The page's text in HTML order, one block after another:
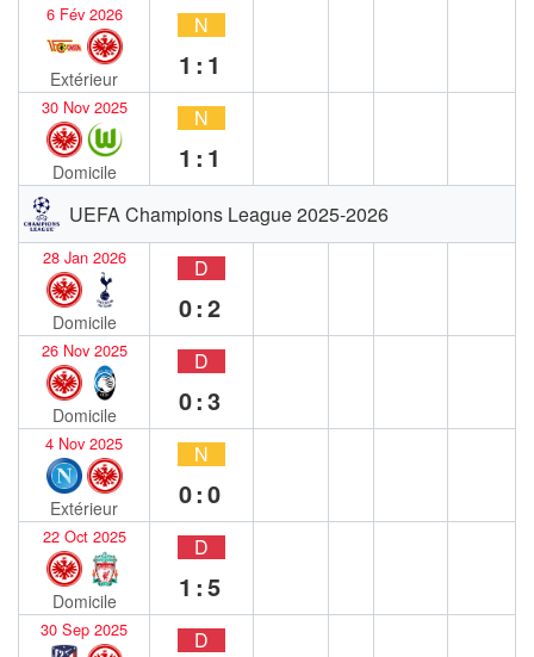
6 Fév 2026
Extérieur
N
1:1
30 Nov 2025
Domicile
N
1:1
UEFA Champions League 2025-2026
28 Jan 2026
Domicile
D
0:2
26 Nov 2025
Domicile
D
0:3
4 Nov 2025
Extérieur
N
0:0
22 Oct 2025
Domicile
D
1:5
30 Sep 2025 D